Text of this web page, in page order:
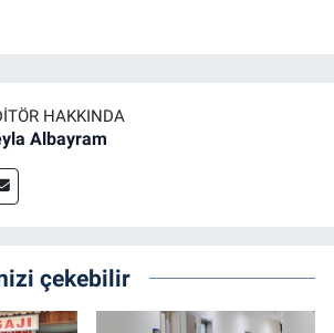
HAKKINDA
Albayram
çekebilir